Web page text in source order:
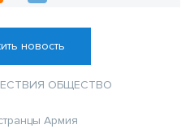
новость
ОБЩЕСТВО
Армия